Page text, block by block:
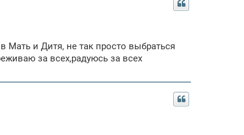
Мать и Дитя, не так просто выбраться
за всех,радуюсь за всех